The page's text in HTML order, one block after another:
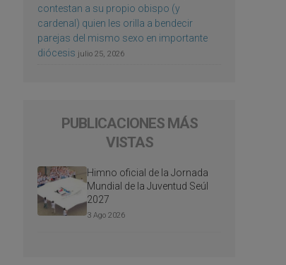
contestan a su propio obispo (y
cardenal) quien les orilla a bendecir
parejas del mismo sexo en importante
diócesis julio 25, 2026
PUBLICACIONES MÁS
VISTAS
Himno oficial de la Jornada
Mundial de la Juventud Seúl
2027
3 Ago 2026